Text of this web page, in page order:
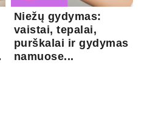
Niežų gydymas:
vaistai, tepalai,
purškalai ir gydymas
namuose...